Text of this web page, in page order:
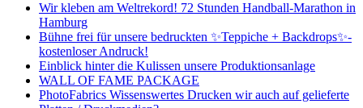
Wir kleben am Weltrekord! 72 Stunden Handball-Marathon in
Hamburg
Bühne frei für unsere bedruckten ✨Teppiche + Backdrops✨-
kostenloser Andruck!
Einblick hinter die Kulissen unsere Produktionsanlage
WALL OF FAME PACKAGE
PhotoFabrics Wissenswertes Drucken wir auch auf gelieferte